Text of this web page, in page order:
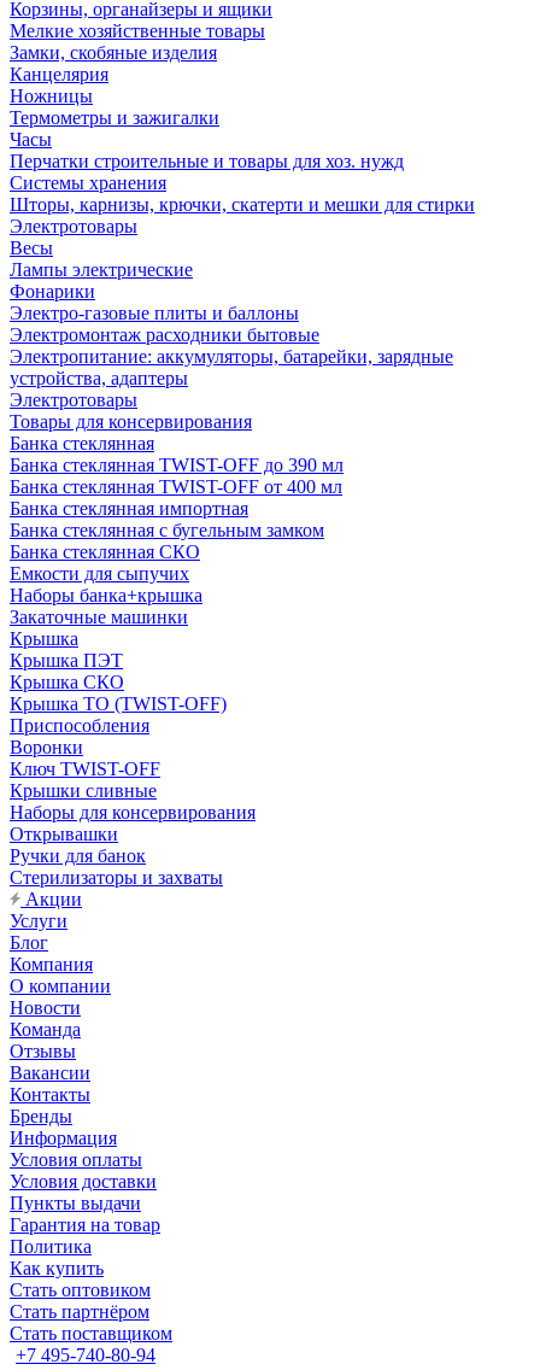
Корзины, органайзеры и ящики
Мелкие хозяйственные товары
Замки, скобяные изделия
Канцелярия
Ножницы
Термометры и зажигалки
Часы
Перчатки строительные и товары для хоз. нужд
Системы хранения
Шторы, карнизы, крючки, скатерти и мешки для стирки
Электротовары
Весы
Лампы электрические
Фонарики
Электро-газовые плиты и баллоны
Электромонтаж расходники бытовые
Электропитание: аккумуляторы, батарейки, зарядные
устройства, адаптеры
Электротовары
Товары для консервирования
Банка стеклянная
Банка стеклянная TWIST-OFF до 390 мл
Банка стеклянная TWIST-OFF от 400 мл
Банка стеклянная импортная
Банка стеклянная с бугельным замком
Банка стеклянная СКО
Емкости для сыпучих
Наборы банка+крышка
Закаточные машинки
Крышка
Крышка ПЭТ
Крышка СКО
Крышка ТО (TWIST-OFF)
Приспособления
Воронки
Ключ TWIST-OFF
Крышки сливные
Наборы для консервирования
Открывашки
Ручки для банок
Стерилизаторы и захваты
Акции
Услуги
Блог
Компания
О компании
Новости
Команда
Отзывы
Вакансии
Контакты
Бренды
Информация
Условия оплаты
Условия доставки
Пункты выдачи
Гарантия на товар
Политика
Как купить
Стать оптовиком
Стать партнёром
Стать поставщиком
+7 495-740-80-94